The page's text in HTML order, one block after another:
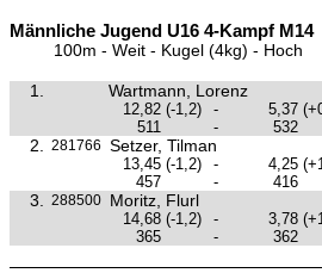
Männliche Jugend U16 4-Kampf M14
100m - Weit - Kugel (4kg) - Hoch
1. Wartmann, Lorenz
12,82 (-1,2) - 5,37
511
- 532
2. 281766 Setzer, Tilman
13,45 (-1,2) - 4,25
457
- 416
3. 288500 Moritz, Flurl
14,68 (-1,2) - 3,78
365
- 362